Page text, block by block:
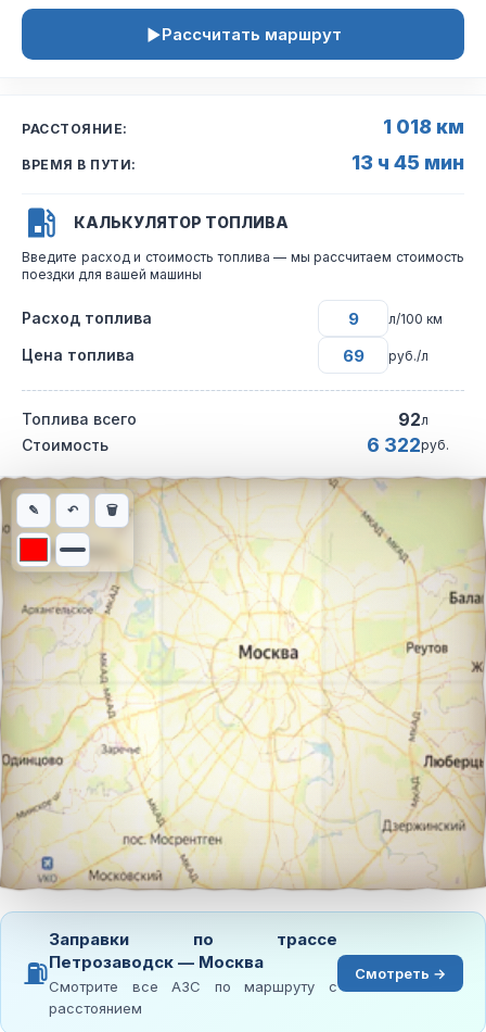
Рассчитать маршрут
РАССТОЯНИЕ: 1 018 км
ВРЕМЯ В ПУТИ: 13 ч 45 мин
КАЛЬКУЛЯТОР ТОПЛИВА
Введите расход и стоимость топлива — мы рассчитаем стоимость
поездки для вашей машины
Расход топлива л/100 км
Цена топлива руб./л
Топлива всего 92л
Стоимость 6 322руб.
Интерактивная карта автомобильного маршрута из города
✎ ↶ 🗑
⛽
Заправки по трассе
Петрозаводск — Москва
Смотрите все АЗС по маршруту с
расстоянием
Смотреть →